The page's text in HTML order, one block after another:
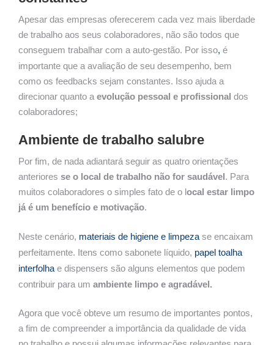
Apesar das empresas oferecerem cada vez mais liberdade
de trabalho aos seus colaboradores, não são todos que
conseguem trabalhar com a auto-gestão. Por isso, é
importante que a avaliação de seu desempenho, bem
como os feedbacks sejam constantes. Isso ajuda a
direcionar quanto a evolução pessoal e profissional dos
colaboradores;
Ambiente de trabalho salubre
Por fim, de nada adiantará seguir as quatro orientações
anteriores se o local de trabalho não for saudável. Para
muitos colaboradores o simples fato de o local estar limpo
já é um benefício e motivação.
Neste cenário, materiais de higiene e limpeza se encaixam
perfeitamente. Itens como sabonete líquido, papel toalha
interfolha e dispensers são alguns elementos que podem
contribuir para um ambiente limpo e agradável.
Agora que você obteve um resumo de importantes pontos,
a fim de compreender a importância da qualidade de vida